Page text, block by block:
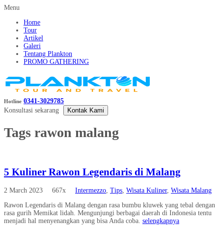
Menu
Home
Tour
Artikel
Galeri
Tentang Plankton
PROMO GATHERING
Hotline 0341-3029785
Konsultasi sekarang
Kontak Kami
Tags rawon malang
5 Kuliner Rawon Legendaris di Malang
2 March 2023 667x Intermezzo, Tips, Wisata Kuliner, Wisata Malang
Rawon Legendaris di Malang dengan rasa bumbu kluwek yang tebal dengan
rasa gurih Memikat lidah. Mengunjungi berbagai daerah di Indonesia tentu
menjadi hal menyenangkan yang bisa Anda coba. selengkapnya